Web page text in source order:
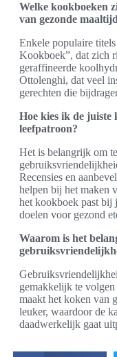
Welke kookboeken
van gezonde
Enkele populaire
Kookboek”, dat zich
geraffineerde
Ottolenghi, dat veel
gerechten die
Hoe kies ik de juiste
leefpatroon?
Het is belangrijk om
Recensies en
helpen bij het maken
het kookboek past bij
doelen voor gezond
Waarom is het
gemakkelijk te
maakt het koken van
leuker, waardoor de
daadwerkelijk gaat